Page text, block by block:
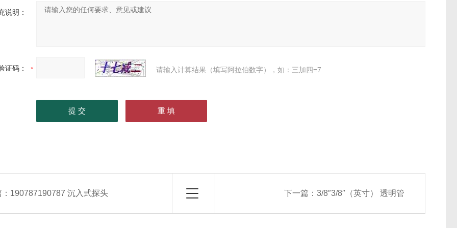
说明：
证码： 请输入计算结果（填写阿拉伯数字），如：三加四=7
190787190787 沉入式探头 下一篇： 3/8″3/8″（英寸） 透明管